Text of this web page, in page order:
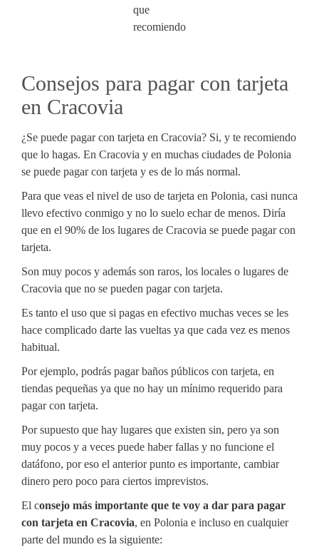
que
recomiendo
Consejos para pagar con tarjeta
en Cracovia
¿Se puede pagar con tarjeta en Cracovia? Si, y te recomiendo
que lo hagas. En Cracovia y en muchas ciudades de Polonia
se puede pagar con tarjeta y es de lo más normal.
Para que veas el nivel de uso de tarjeta en Polonia, casi nunca
llevo efectivo conmigo y no lo suelo echar de menos. Diría
que en el 90% de los lugares de Cracovia se puede pagar con
tarjeta.
Son muy pocos y además son raros, los locales o lugares de
Cracovia que no se pueden pagar con tarjeta.
Es tanto el uso que si pagas en efectivo muchas veces se les
hace complicado darte las vueltas ya que cada vez es menos
habitual.
Por ejemplo, podrás pagar baños públicos con tarjeta, en
tiendas pequeñas ya que no hay un mínimo requerido para
pagar con tarjeta.
Por supuesto que hay lugares que existen sin, pero ya son
muy pocos y a veces puede haber fallas y no funcione el
datáfono, por eso el anterior punto es importante, cambiar
dinero pero poco para ciertos imprevistos.
El consejo más importante que te voy a dar para pagar
con tarjeta en Cracovia, en Polonia e incluso en cualquier
parte del mundo es la siguiente: